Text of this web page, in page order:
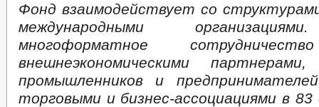
Фонд взаимодействует со
международными
многоформатное
внешнеэкономическими партнерами,
промышленников и
торговыми и бизнес-ассоциациями в